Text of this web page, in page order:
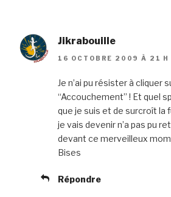
Jikrabouille
16 OCTOBRE 2009 À 21 H
Je n’ai pu résister à cliquer
“Accouchement” ! Et quel
que je suis et de surcroît la
je vais devenir n’a pas pu
devant ce merveilleux
Bises
Répondre